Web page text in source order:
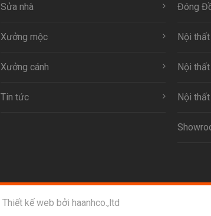
Sửa nhà
Xưởng mộc
Xưởng cánh
Tin tức
Đóng
Nội
Nội
Nội
Thiết kế web bởi haanhco.,ltd